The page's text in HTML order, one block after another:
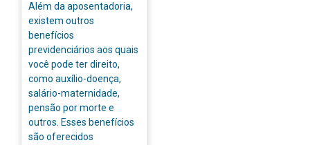
Além da aposentadoria,
existem outros
benefícios
previdenciários aos quais
você pode ter direito,
como auxílio-doença,
salário-maternidade,
pensão por morte e
outros. Esses benefícios
são oferecidos